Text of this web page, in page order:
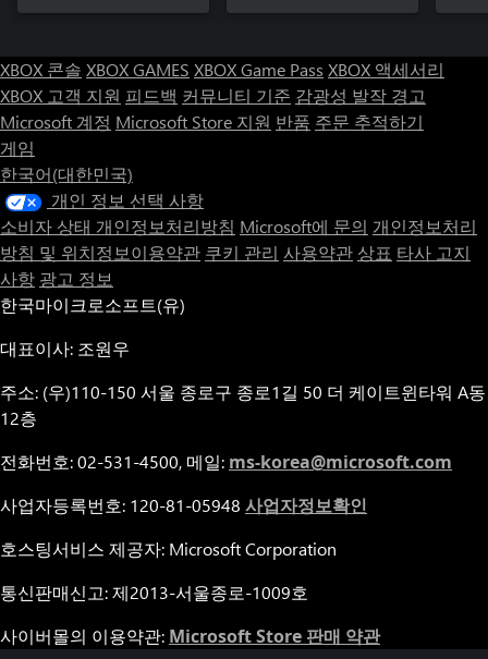
고 새로운 기관차와 승무원실을 만나 보세요.
며 보세요. 강력한 FE&MV 4-8-0 Mastodon 기관차와 새롭게 디
자인된 D&RG Class 2 Caboose 차량과 함께 미국 전역의 새로운
길을 개척하고 상업, 산업, 철도 확장을 주도하세요.
Extended Edtion에는 본 게임, Pioneer DLC 팩, Explorer DLC 팩이
포함되어 있습니다.
탐험을 기다리는 오픈 월드 샌드박스
최대 16명 플레이어와 즐길 수 있는 온라인 멀티플레이 세션
나만의 회사 관리
3개의 지도
세부적으로 묘사된 기관차와 기타 장비
맞춤형 증기 엔진 운전
기차 서비스에 필요한 역, 야드, 기타 인프라 구축
상품을 운송해 돈을 벌어보세요
최상의 그래픽 품질을 위해 Unreal 5 Engine 사용
XBOX 콘솔 XBOX GAMES XBOX Game Pass XBOX 액세서리
XBOX 고객 지원 피드백 커뮤니티 기준 감광성 발작 경고
Microsoft 계정 Microsoft Store 지원 반품 주문 추적하기
게임
한국어(대한민국)
개인 정보 선택 사항
소비자 상태 개인정보처리방침 Microsoft에 문의 개인정보처리
방침 및 위치정보이용약관 쿠키 관리 사용약관 상표 타사 고지
사항 광고 정보
한국마이크로소프트(유)
대표이사: 조원우
주소: (우)110-150 서울 종로구 종로1길 50 더 케이트윈타워 A동
12층
전화번호: 02-531-4500, 메일: ms-korea@microsoft.com
사업자등록번호: 120-81-05948 사업자정보확인
호스팅서비스 제공자: Microsoft Corporation
통신판매신고: 제2013-서울종로-1009호
사이버몰의 이용약관: Microsoft Store 판매 약관